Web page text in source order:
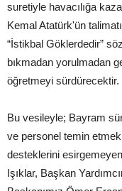
suretiyle havacılığa
Kemal Atatürk'ün
“İstikbal Göklerdedir”
bıkmadan yorulmadan
öğretmeyi sürdürecektir.
Bu vesileyle; Bayram
ve personel temin
desteklerini
Işıklar, Başkan